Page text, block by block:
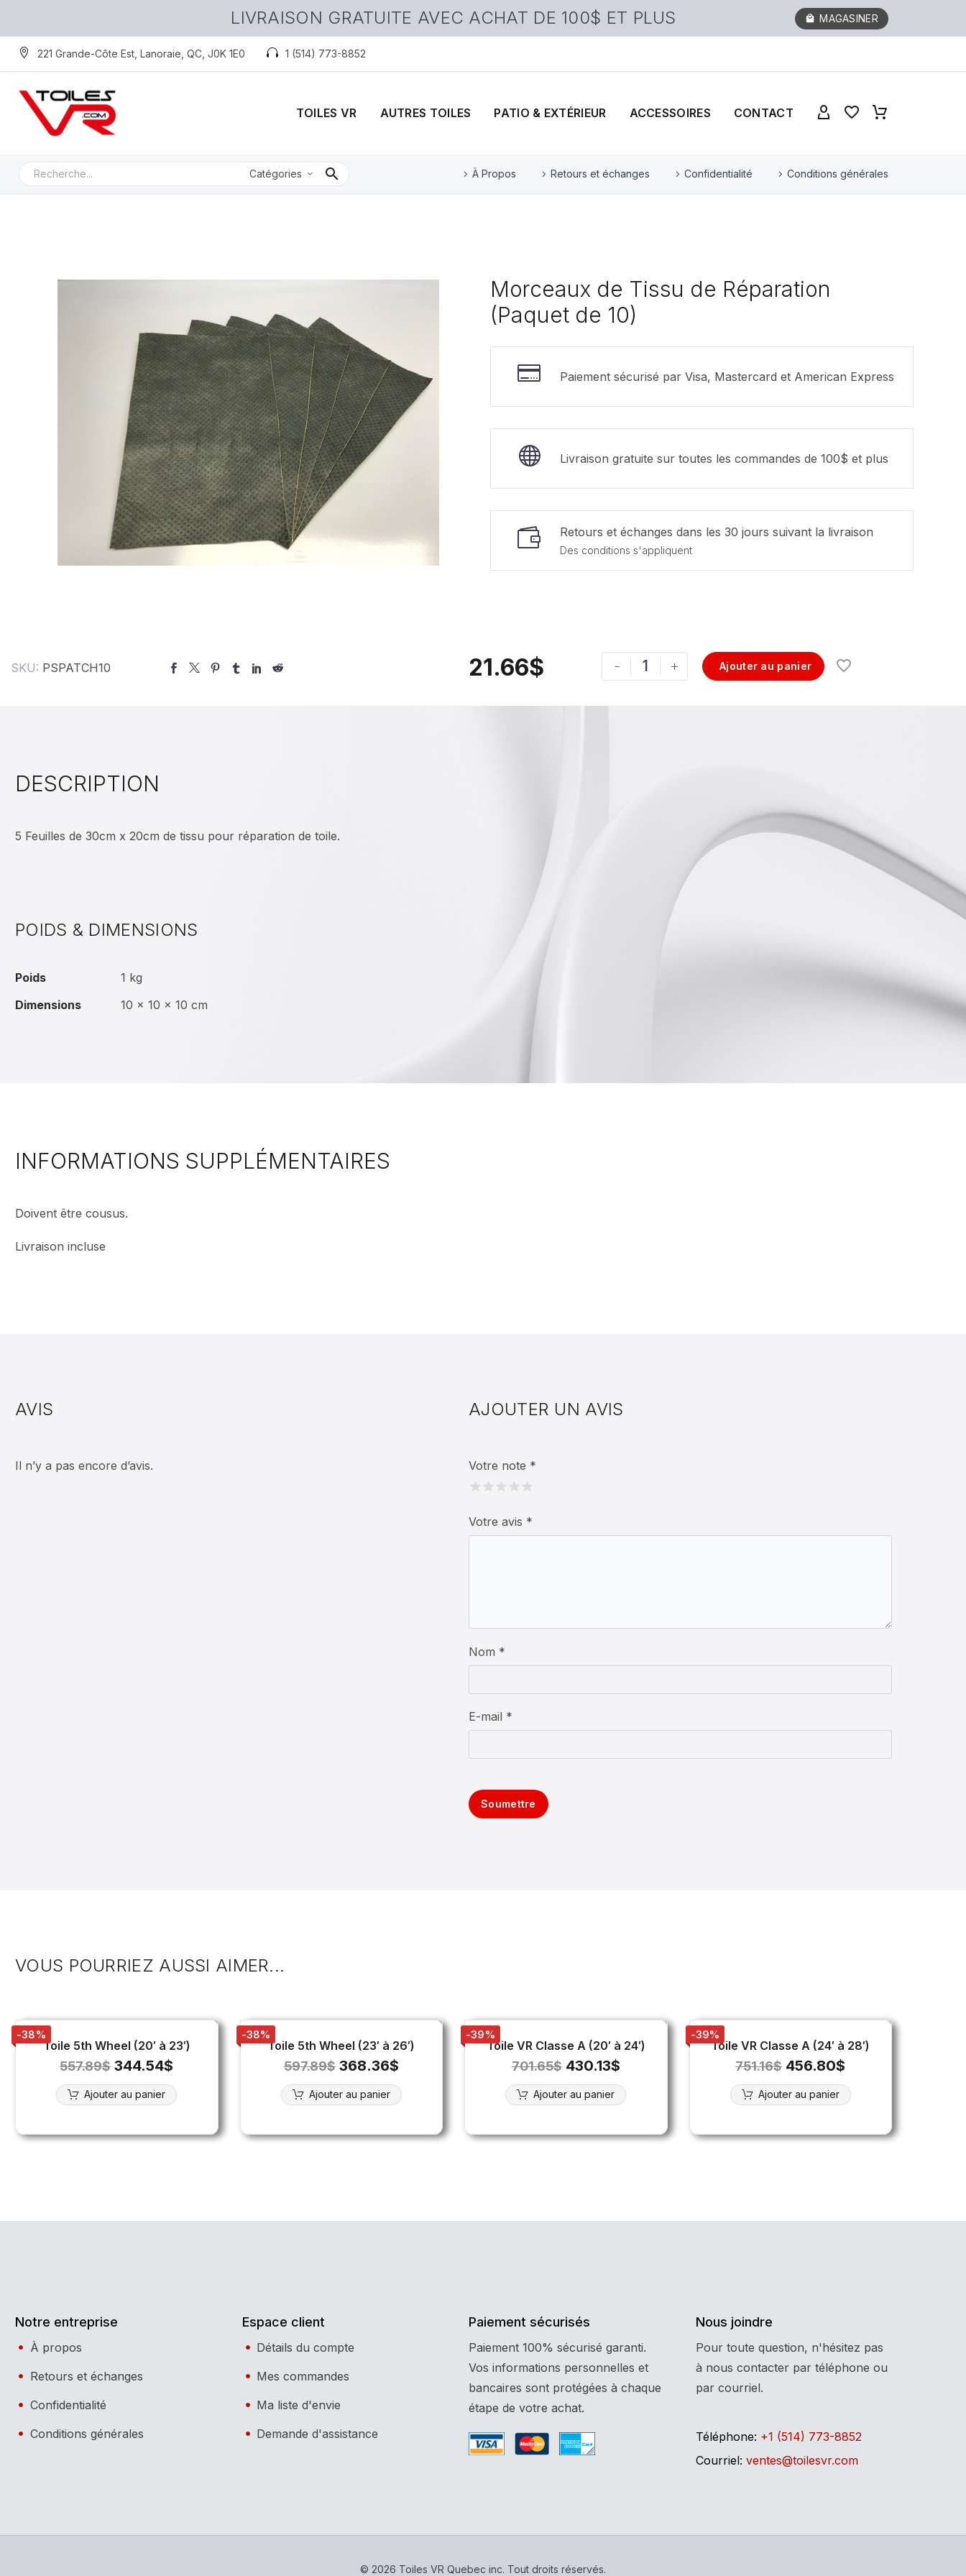
LIVRAISON GRATUITE AVEC ACHAT DE 100$ ET PLUS MAGASINER
221 Grande-Côte Est, Lanoraie, QC, J0K 1E0 1 (514) 773-8852
TOILES VR AUTRES TOILES PATIO & EXTÉRIEUR ACCESSOIRES CONTACT
Catégories À Propos Retours et échanges Confidentialité Conditions générales
Morceaux de Tissu de Réparation
(Paquet de 10)
Paiement sécurisé par Visa, Mastercard et American Express
Livraison gratuite sur toutes les commandes de 100$ et plus
Retours et échanges dans les 30 jours suivant la livraison
Des conditions s'appliquent
SKU: PSPATCH10 21.66$ - + Ajouter au panier
DESCRIPTION
5 Feuilles de 30cm x 20cm de tissu pour réparation de toile.
POIDS & DIMENSIONS
Poids
1 kg
Dimensions
10 × 10 × 10 cm
INFORMATIONS SUPPLÉMENTAIRES
Doivent être cousus.
Livraison incluse
AVIS
Il n’y a pas encore d’avis.
AJOUTER UN AVIS
Votre note *
Votre avis *
Nom *
E-mail *
Soumettre
VOUS POURRIEZ AUSSI AIMER...
-38%
Toile 5th Wheel (20′ à 23′)
557.89$ 344.54$
Ajouter au panier
-38%
Toile 5th Wheel (23′ à 26′)
597.89$ 368.36$
Ajouter au panier
-39%
Toile VR Classe A (20′ à 24′)
701.65$ 430.13$
Ajouter au panier
-39%
Toile VR Classe A (24′ à 28′)
751.16$ 456.80$
Ajouter au panier
Notre entreprise
À propos
Retours et échanges
Confidentialité
Conditions générales
Espace client
Détails du compte
Mes commandes
Ma liste d'envie
Demande d'assistance
Paiement sécurisés
Paiement 100% sécurisé garanti.
Vos informations personnelles et
bancaires sont protégées à chaque
étape de votre achat.
Nous joindre
Pour toute question, n'hésitez pas
à nous contacter par téléphone ou
par courriel.
Téléphone: +1 (514) 773-8852
Courriel: ventes@toilesvr.com
© 2026 Toiles VR Quebec inc. Tout droits réservés.